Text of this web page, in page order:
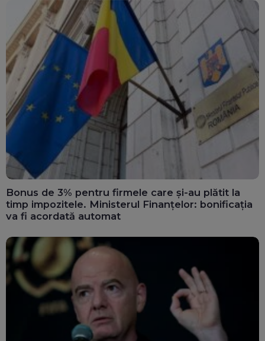
Bonus de 3% pentru firmele care și-au plătit la
timp impozitele. Ministerul Finanțelor: bonificația
va fi acordată automat